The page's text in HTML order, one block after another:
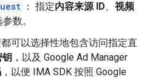
： 指定内容来源 ID、 视频
数。
可以选择性地包含访问指定直
钥 ，以及 Google Ad Manager
，以便 IMA SDK 按照 Google